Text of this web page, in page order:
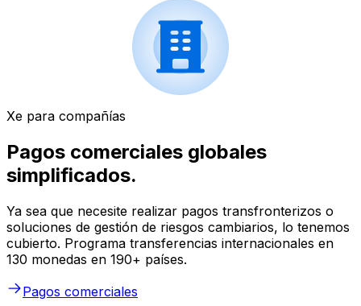
Xe para compañías
Pagos comerciales globales
simplificados.
Ya sea que necesite realizar pagos transfronterizos o
soluciones de gestión de riesgos cambiarios, lo tenemos
cubierto. Programa transferencias internacionales en
130 monedas en 190+ países.
Pagos comerciales